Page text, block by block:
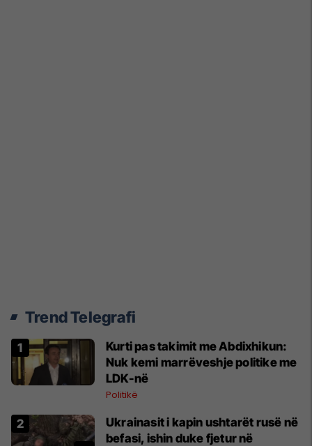
Trend Telegrafi
Kurti pas takimit me Abdixhikun:
Nuk kemi marrëveshje politike me
LDK-në
Politikë
Ukrainasit i kapin ushtarët rusë në
befasi, ishin duke fjetur në